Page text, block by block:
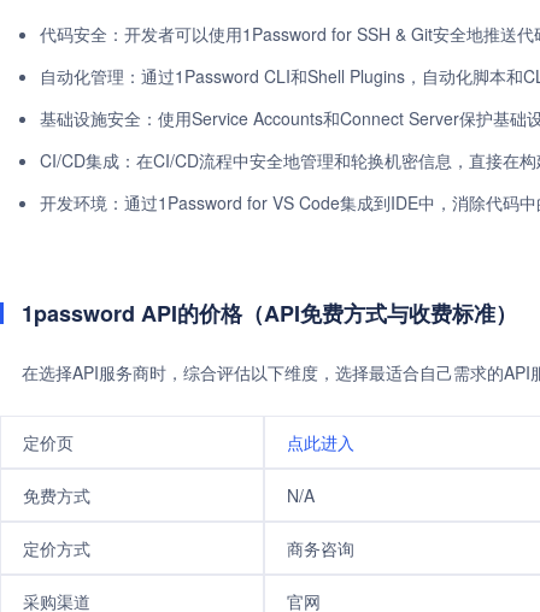
代码安全：开发者可以使用1Password for SSH & Git安全地推送
自动化管理：通过1Password CLI和Shell Plugins，自动化脚本和
基础设施安全：使用Service Accounts和Connect Server保护基础
CI/CD集成：在CI/CD流程中安全地管理和轮换机密信息，直接在
开发环境：通过1Password for VS Code集成到IDE中，消除代码
1password API的价格（API免费方式与收费标准）
在选择API服务商时，综合评估以下维度，选择最适合自己需求的
定价页 点此进入
免费方式 N/A
定价方式 商务咨询
采购渠道 官网